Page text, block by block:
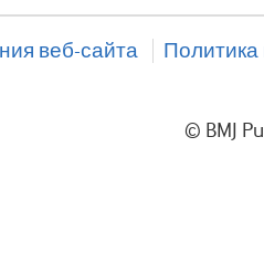
веб-сайта
© BMJ